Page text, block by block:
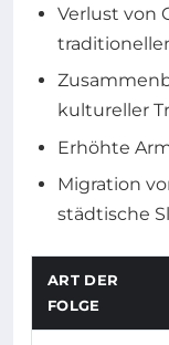
Verlust von
kultureller
Erhöhte
Migration
städtische
ART DER
FOLGE